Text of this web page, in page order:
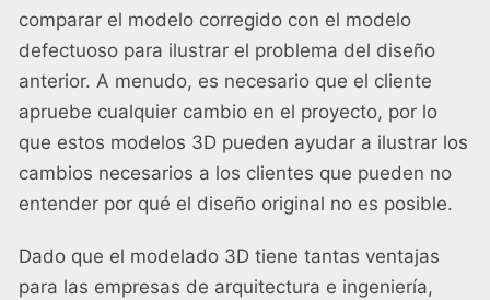
comparar el modelo corregido con el modelo
defectuoso para ilustrar el problema del diseño
anterior. A menudo, es necesario que el cliente
apruebe cualquier cambio en el proyecto, por lo
que estos modelos 3D pueden ayudar a ilustrar los
cambios necesarios a los clientes que pueden no
entender por qué el diseño original no es posible.
Dado que el modelado 3D tiene tantas ventajas
para las empresas de arquitectura e ingeniería,